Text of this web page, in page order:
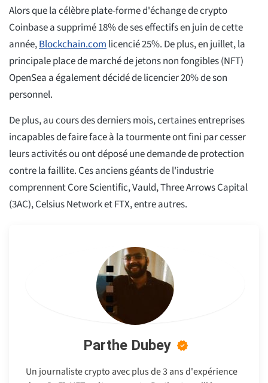
Alors que la célèbre plate-forme d'échange de crypto
Coinbase a supprimé 18% de ses effectifs en juin de cette
année,Blockchain.comlicencié 25%. De plus, en juillet, la
principale place de marché de jetons non fongibles (NFT)
OpenSea a également décidé de licencier 20% de son
personnel.
De plus, au cours des derniers mois, certaines entreprises
incapables de faire face à la tourmente ont fini par cesser
leurs activités ou ont déposé une demande de protection
contre la faillite. Ces anciens géants de l'industrie
comprennent Core Scientific, Vauld, Three Arrows Capital
(3AC), Celsius Network et FTX, entre autres.
Parthe Dubey
Un journaliste crypto avec plus de 3 ans d'expérience